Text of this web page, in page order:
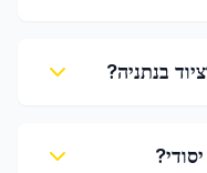
בנתניה?